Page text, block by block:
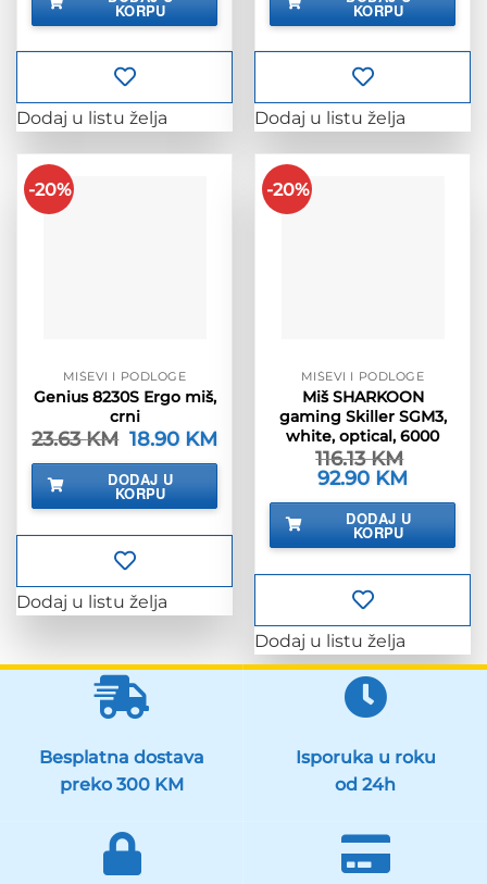
17.38 KM.
KORPU
Dodaj u listu želja
12.38 KM.
KORPU
Dodaj u listu želja
-20%
MIŠEVI I PODLOGE
Genius 8230S Ergo miš,
crni
23.63KM Izvorna
cijena
bila
je:
23.63 KM.
18.90 KM
je:
DODAJ U
KORPU
Dodaj u listu želja
-20%
MIŠEVI I PODLOGE
Miš SHARKOON
gaming Skiller SGM3,
white, optical, 6000
116.13KM
Izvorna
cijena
bila
116.13 KM.
92.90 KM
je:
92.90 KM.
DODAJ U
KORPU
Dodaj u listu želja
Besplatna dostava
preko 300 KM
Isporuka u roku
od 24h